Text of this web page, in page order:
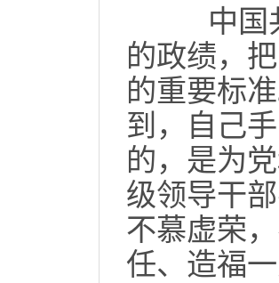
中国共
的政绩，
的重要标
到，自己
的，是为
级领导干
不慕虚荣
任、造福